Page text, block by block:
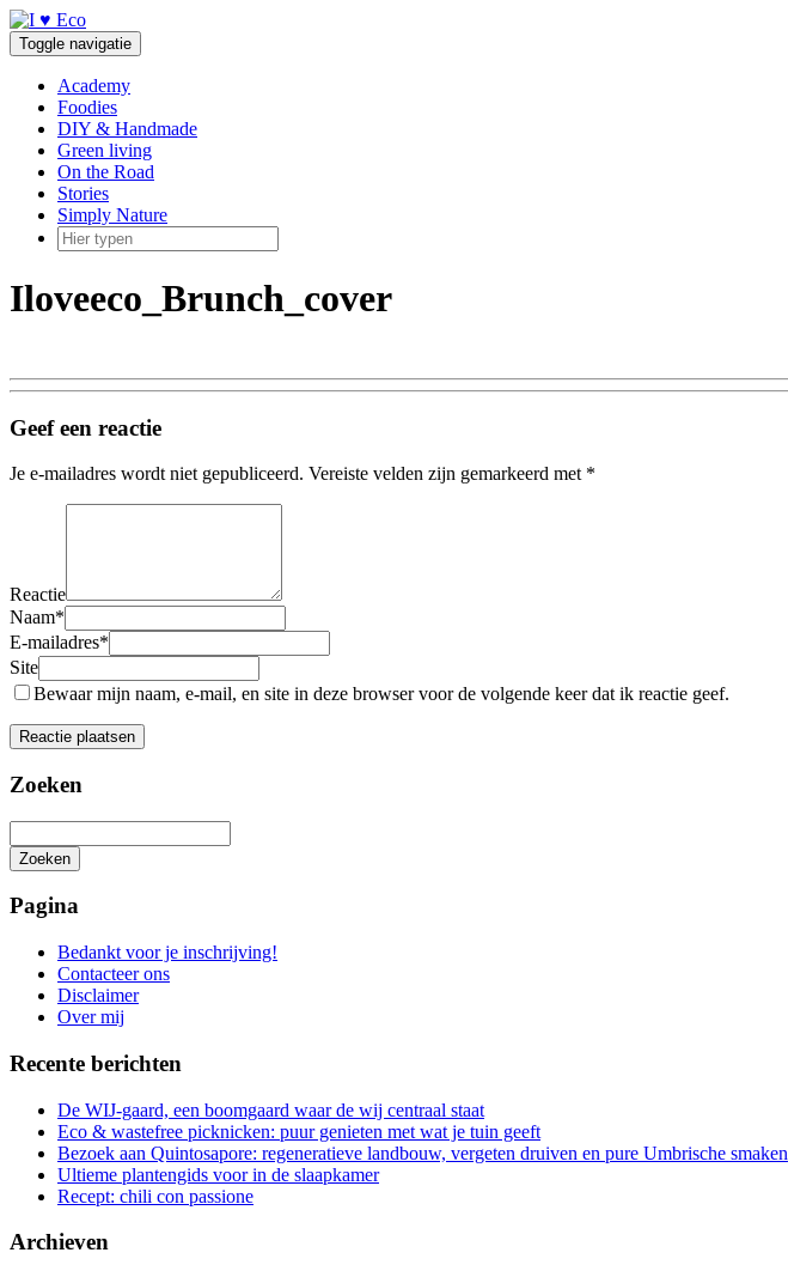
Doorgaan
naar
inhoud
Toggle navigatie
Academy
Foodies
DIY & Handmade
Green living
On the Road
Stories
Simply Nature
Iloveeco_Brunch_cover
Geef een reactie
Je e-mailadres wordt niet gepubliceerd. Vereiste velden zijn gemarkeerd met *
Reactie
Naam*
E-mailadres*
Site
Bewaar mijn naam, e-mail, en site in deze browser voor de volgende keer dat ik reactie geef.
Zoeken
Zoeken
zoeken
Pagina
Bedankt voor je inschrijving!
Contacteer ons
Disclaimer
Over mij
Recente berichten
De WIJ-gaard, een boomgaard waar de wij centraal staat
Eco & wastefree picknicken: puur genieten met wat je tuin geeft
Bezoek aan Quintosapore: regeneratieve landbouw, vergeten druiven en pure Umbrische smaken
Ultieme plantengids voor in de slaapkamer
Recept: chili con passione
Archieven